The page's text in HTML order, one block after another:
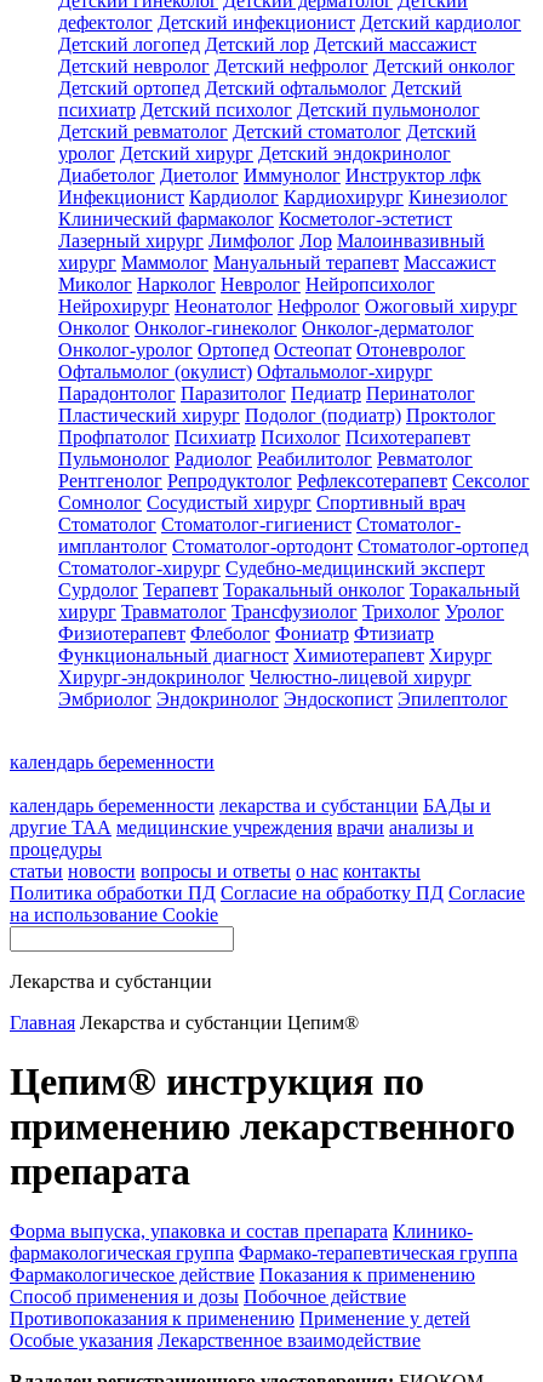
дефектолог Детский инфекционист Детский кардиолог
Детский логопед Детский лор Детский массажист
Детский невролог Детский нефролог Детский онколог
Детский ортопед Детский офтальмолог Детский
психиатр Детский психолог Детский пульмонолог
Детский ревматолог Детский стоматолог Детский
уролог Детский хирург Детский эндокринолог
Диабетолог Диетолог Иммунолог Инструктор лфк
Инфекционист Кардиолог Кардиохирург Кинезиолог
Клинический фармаколог Косметолог-эстетист
Лазерный хирург Лимфолог Лор Малоинвазивный
хирург Маммолог Мануальный терапевт Массажист
Миколог Нарколог Невролог Нейропсихолог
Нейрохирург Неонатолог Нефролог Ожоговый хирург
Онколог Онколог-гинеколог Онколог-дерматолог
Онколог-уролог Ортопед Остеопат Отоневролог
Офтальмолог (окулист) Офтальмолог-хирург
Парадонтолог Паразитолог Педиатр Перинатолог
Пластический хирург Подолог (подиатр) Проктолог
Профпатолог Психиатр Психолог Психотерапевт
Пульмонолог Радиолог Реабилитолог Ревматолог
Рентгенолог Репродуктолог Рефлексотерапевт Сексолог
Сомнолог Сосудистый хирург Спортивный врач
Стоматолог Стоматолог-гигиенист Стоматолог-
имплантолог Стоматолог-ортодонт Стоматолог-ортопед
Стоматолог-хирург Судебно-медицинский эксперт
Сурдолог Терапевт Торакальный онколог Торакальный
хирург Травматолог Трансфузиолог Трихолог Уролог
Физиотерапевт Флеболог Фониатр Фтизиатр
Функциональный диагност Химиотерапевт Хирург
Хирург-эндокринолог Челюстно-лицевой хирург
Эмбриолог Эндокринолог Эндоскопист Эпилептолог
календарь беременности
календарь беременности лекарства и субстанции БАДы и
другие ТАА медицинские учреждения врачи анализы и
процедуры
статьи новости вопросы и ответы о нас контакты
Политика обработки ПД Согласие на обработку ПД Согласие
на использование Cookie
Лекарства и субстанции
Главная Лекарства и субстанции Цепим®
Цепим® инструкция по
применению лекарственного
препарата
Форма выпуска, упаковка и состав препарата Клинико-
фармакологическая группа Фармако-терапевтическая группа
Фармакологическое действие Показания к применению
Способ применения и дозы Побочное действие
Противопоказания к применению Применение у детей
Особые указания Лекарственное взаимодействие